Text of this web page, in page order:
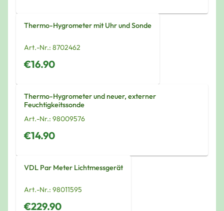
Thermo-Hygrometer mit Uhr und Sonde
Art.-Nr.: 8702462
€16.90
Thermo-Hygrometer und neuer, externer
Feuchtigkeitssonde
Art.-Nr.: 98009576
€14.90
VDL Par Meter Lichtmessgerät
Art.-Nr.: 98011595
€229.90